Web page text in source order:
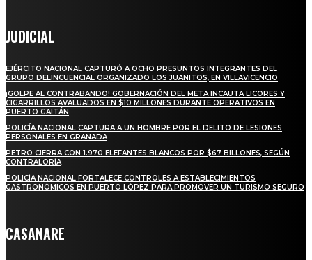
JUDICIAL
EJÉRCITO NACIONAL CAPTURÓ A OCHO PRESUNTOS INTEGRANTES DEL
GRUPO DELINCUENCIAL ORGANIZADO LOS JUANITOS, EN VILLAVICENCIO
¡GOLPE AL CONTRABANDO! GOBERNACIÓN DEL META INCAUTA LICORES Y
CIGARRILLOS AVALUADOS EN $10 MILLONES DURANTE OPERATIVOS EN
PUERTO GAITÁN
POLICÍA NACIONAL CAPTURA A UN HOMBRE POR EL DELITO DE LESIONES
PERSONALES EN GRANADA
PETRO CIERRA CON 1.970 ELEFANTES BLANCOS POR $67 BILLONES, SEGÚN
CONTRALORÍA
POLICÍA NACIONAL FORTALECE CONTROLES A ESTABLECIMIENTOS
GASTRONÓMICOS EN PUERTO LÓPEZ PARA PROMOVER UN TURISMO SEGURO
CASANARE